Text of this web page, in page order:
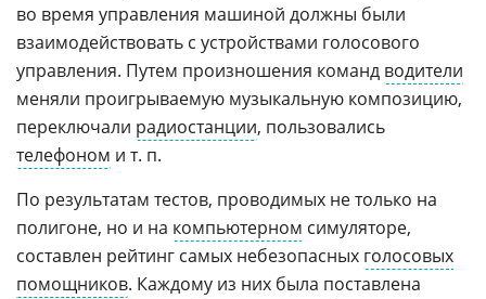
во время управления машиной должны были
взаимодействовать с устройствами голосового
управления. Путем произношения команд водители
меняли проигрываемую музыкальную композицию,
переключали радиостанции, пользовались
телефоном и т. п.
По результатам тестов, проводимых не только на
полигоне, но и на компьютерном симуляторе,
составлен рейтинг самых небезопасных голосовых
помощников. Каждому из них была поставлена